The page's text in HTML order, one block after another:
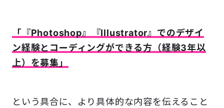
「『Photoshop』『Illustrator』でのデザイ
ン経験とコーディングができる方（経験3年以
上）を募集」
という具合に、より具体的な内容を伝えること